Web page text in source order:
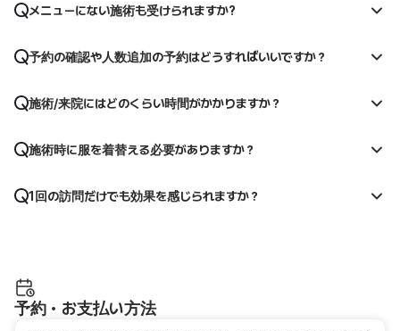
メニューにない施術も受けられますか?
予約の確認や人数追加の予約はどうすればいいですか？
施術/来院にはどのくらい時間がかかりますか？
施術時に服を着替える必要がありますか？
1回の訪問だけでも効果を感じられますか？
予約・お支払い方法